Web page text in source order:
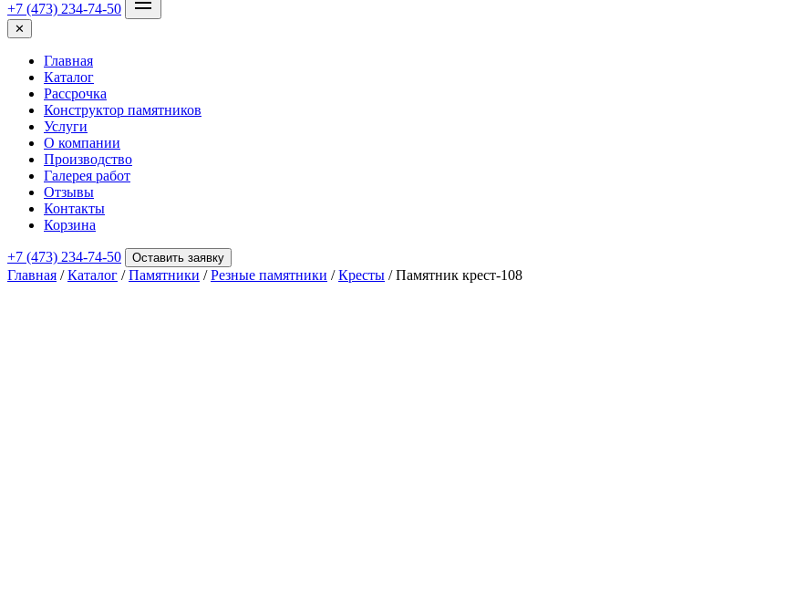
+7 (473) 234-74-50
✕
Главная
Каталог
Рассрочка
Конструктор памятников
Услуги
О компании
Производство
Галерея работ
Отзывы
Контакты
Корзина
+7 (473) 234-74-50 Оставить заявку
Главная /Каталог /Памятники /Резные памятники /Кресты / Памятник крест-108